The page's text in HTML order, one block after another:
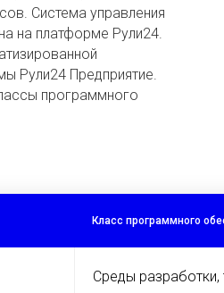
Система управления
на платформе Рули24.
Рули24 Предприятие.
программного
Класс программного
Среды разработки,